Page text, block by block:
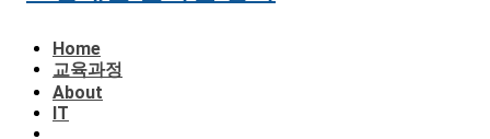
Home
교육과정
About
IT